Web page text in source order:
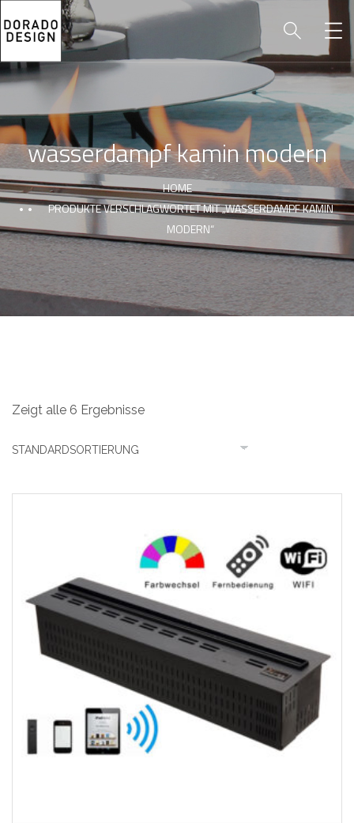
wasserdampf kamin modern
HOME
PRODUKTE VERSCHLAGWORTET MIT „WASSERDAMPF KAMIN
MODERN“
Zeigt alle 6 Ergebnisse